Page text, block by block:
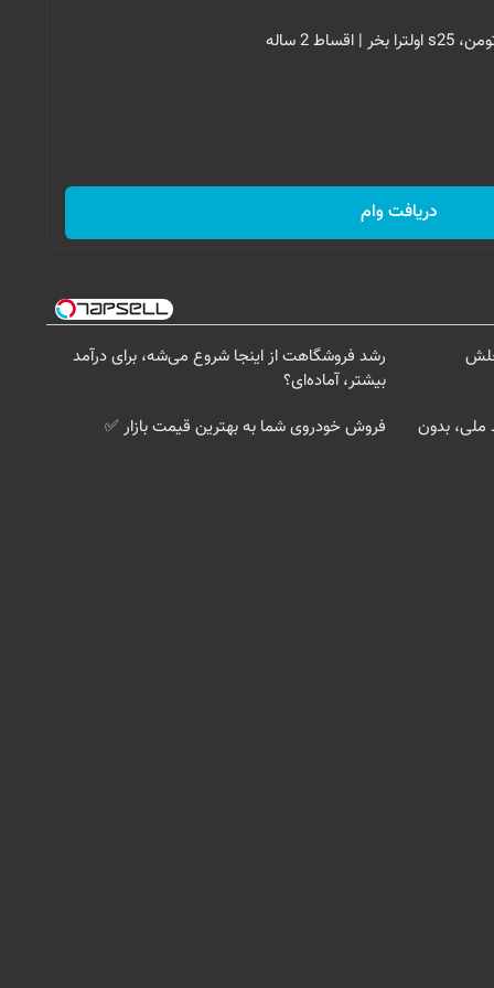
دریافت وام
رشد فروشگاهت از اینجا شروع می‌شه، برای درآمد
بیشتر، آماده‌ای؟
ملی، بدون
فروش خودروی شما به بهترین قیمت بازار ✅